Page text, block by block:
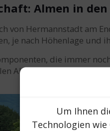
Um Ihnen
Technologien
Almen in den
von Hermannstadt am
je nach Höhenlage und
die immer
Aktivitäten sind eng